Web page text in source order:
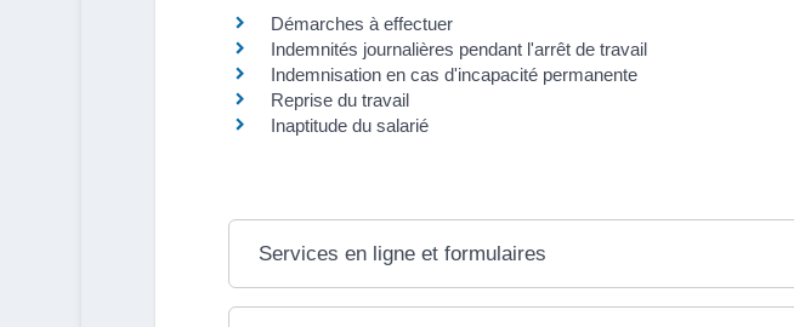
Démarches à effectuer
Indemnités journalières pendant l'arrêt de travail
Indemnisation en cas d'incapacité permanente
Reprise du travail
Inaptitude du salarié
Services en ligne et formulaires